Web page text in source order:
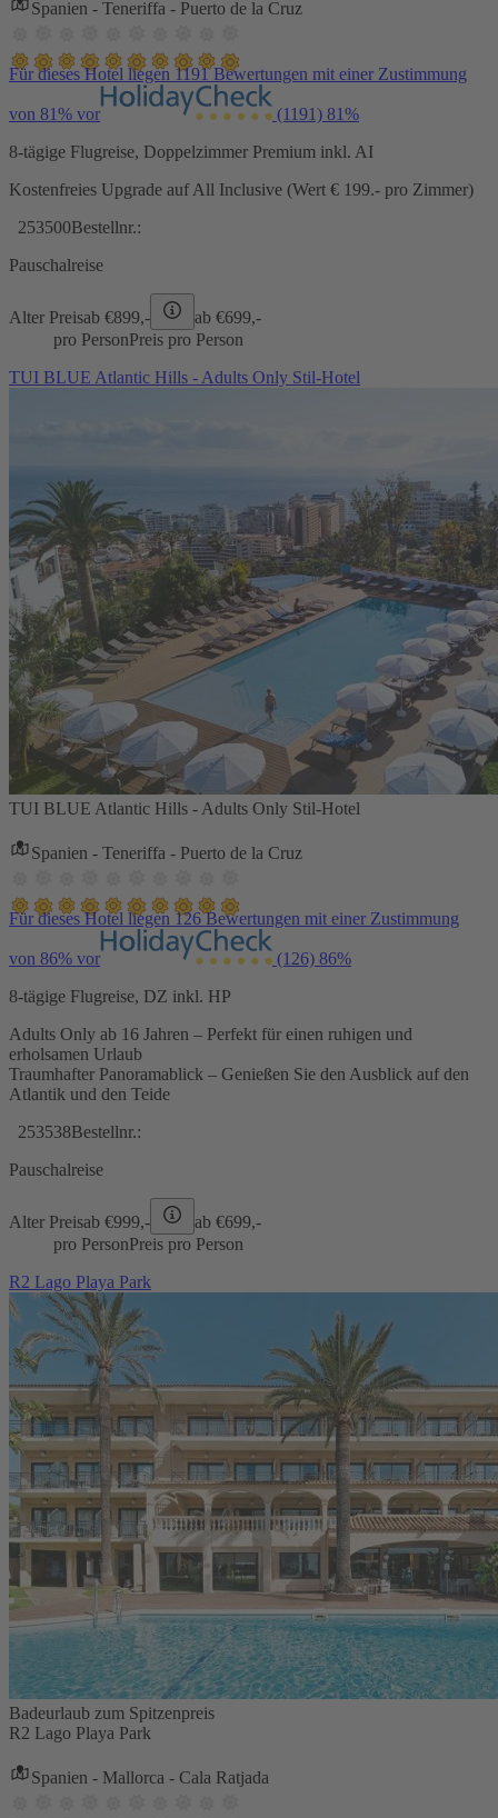
Spanien - Teneriffa - Puerto de la Cruz
Für dieses Hotel liegen 1191 Bewertungen mit einer Zustimmung
von 81% vor (1191) 81%
8-tägige Flugreise, Doppelzimmer Premium inkl. AI
Kostenfreies Upgrade auf All Inclusive (Wert € 199.- pro Zimmer)
253500Bestellnr.:
Pauschalreise
Alter Preisab €899,- ab €699,-
pro PersonPreis pro Person
TUI BLUE Atlantic Hills - Adults Only Stil-Hotel
TUI BLUE Atlantic Hills - Adults Only Stil-Hotel
Spanien - Teneriffa - Puerto de la Cruz
Für dieses Hotel liegen 126 Bewertungen mit einer Zustimmung
von 86% vor (126) 86%
8-tägige Flugreise, DZ inkl. HP
Adults Only ab 16 Jahren – Perfekt für einen ruhigen und
erholsamen Urlaub
Traumhafter Panoramablick – Genießen Sie den Ausblick auf den
Atlantik und den Teide
253538Bestellnr.:
Pauschalreise
Alter Preisab €999,- ab €699,-
pro PersonPreis pro Person
R2 Lago Playa Park
Badeurlaub zum Spitzenpreis
R2 Lago Playa Park
Spanien - Mallorca - Cala Ratjada